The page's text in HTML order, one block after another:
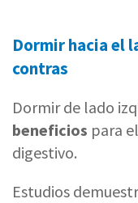
Dormir hacia el
contras
Dormir de lado
beneficios para
digestivo.
Estudios